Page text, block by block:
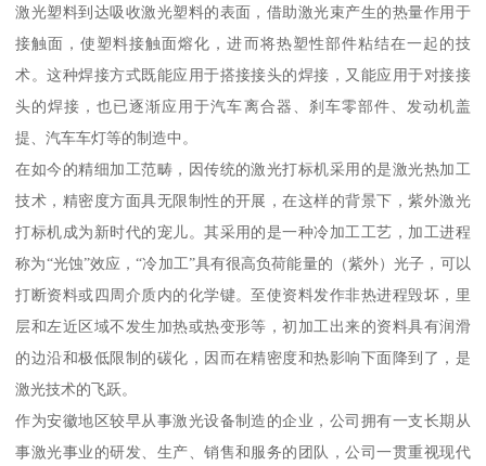
激光塑料到达吸收激光塑料的表面，借助激光束产生的热量作用于
接触面，使塑料接触面熔化，进而将热塑性部件粘结在一起的技
术。这种焊接方式既能应用于搭接接头的焊接，又能应用于对接接
头的焊接，也已逐渐应用于汽车离合器、刹车零部件、发动机盖
提、汽车车灯等的制造中。
在如今的精细加工范畴，因传统的激光打标机采用的是激光热加工
技术，精密度方面具无限制性的开展，在这样的背景下，紫外激光
打标机成为新时代的宠儿。其采用的是一种冷加工工艺，加工进程
称为“光蚀”效应，“冷加工”具有很高负荷能量的（紫外）光子，可以
打断资料或四周介质内的化学键。至使资料发作非热进程毁坏，里
层和左近区域不发生加热或热变形等，初加工出来的资料具有润滑
的边沿和极低限制的碳化，因而在精密度和热影响下面降到了，是
激光技术的飞跃。
作为安徽地区较早从事激光设备制造的企业，公司拥有一支长期从
事激光事业的研发、生产、销售和服务的团队，公司一贯重视现代